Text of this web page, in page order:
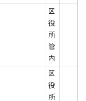
区
役
所
管
内
区
役
所